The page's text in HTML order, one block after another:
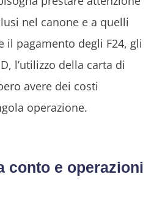
nel canone e a quelli
il pagamento degli F24, gli
l’utilizzo della carta di
avere dei costi
operazione.
conto e operazioni